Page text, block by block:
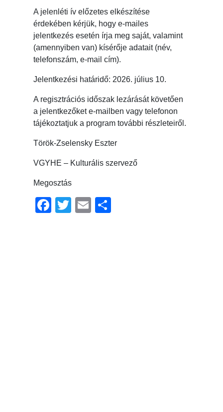
A jelenléti ív előzetes elkészítése
érdekében kérjük, hogy e-mailes
jelentkezés esetén írja meg saját, valamint
(amennyiben van) kísérője adatait (név,
telefonszám, e-mail cím).
Jelentkezési határidő: 2026. július 10.
A regisztrációs időszak lezárását követően
a jelentkezőket e-mailben vagy telefonon
tájékoztatjuk a program további részleteiről.
Török-Zselensky Eszter
VGYHE – Kulturális szervező
Megosztás
Facebook
TwitterEmail